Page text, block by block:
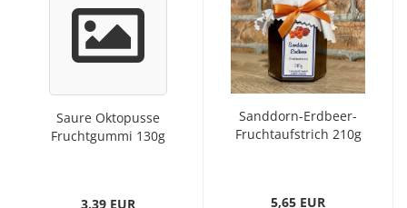
Saure Oktopusse
Fruchtgummi 130g
3,39 EUR
Sanddorn-Erdbeer-
Fruchtaufstrich 210g
5,65 EUR